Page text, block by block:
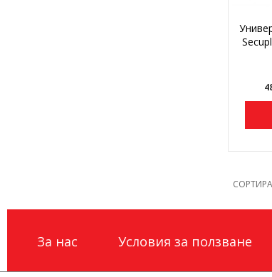
За нас Условия за ползване